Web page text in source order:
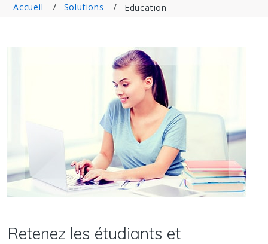
Accueil Solutions Education
Retenez les étudiants et